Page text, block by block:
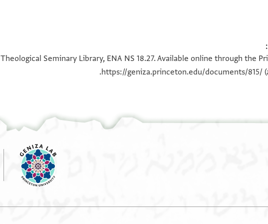
pp. 56, N.H. 2-24-88, (P). Draft of a document
draft document.
נפסה מעכשו
100%
Seminary Library, ENA NS 18.27. Available online through the
https://geniza.princeton.edu/documents/815/